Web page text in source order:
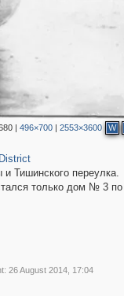
| 496×700| 2553×3600 W
Тишинского переулка.
только дом № 3 по
26 August 2014, 17:04